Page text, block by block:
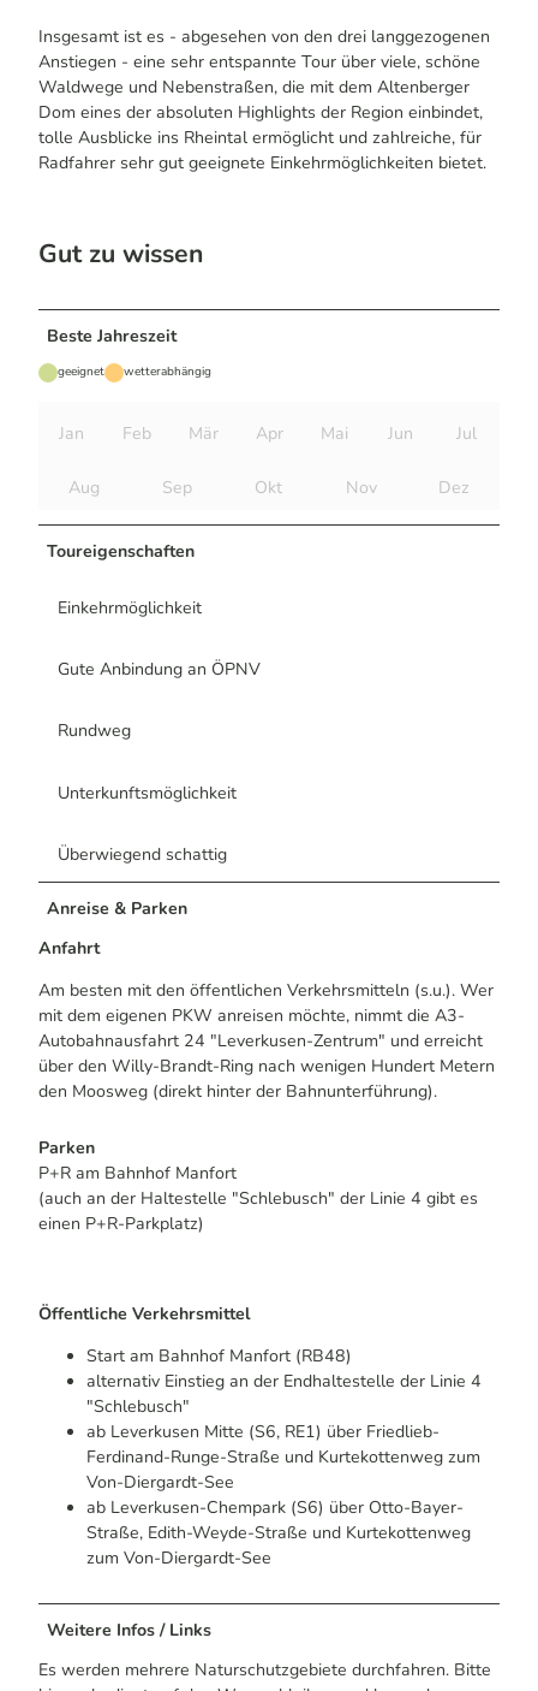
Insgesamt ist es - abgesehen von den drei langgezogenen
Anstiegen - eine sehr entspannte Tour über viele, schöne
Waldwege und Nebenstraßen, die mit dem Altenberger
Dom eines der absoluten Highlights der Region einbindet,
tolle Ausblicke ins Rheintal ermöglicht und zahlreiche, für
Radfahrer sehr gut geeignete Einkehrmöglichkeiten bietet.
Gut zu wissen
Beste Jahreszeit
geeignet wetterabhängig
Jan Feb Mär Apr Mai Jun Jul
Aug Sep Okt Nov Dez
Toureigenschaften
Einkehrmöglichkeit
Gute Anbindung an ÖPNV
Rundweg
Unterkunftsmöglichkeit
Überwiegend schattig
Anreise & Parken
Anfahrt
Am besten mit den öffentlichen Verkehrsmitteln (s.u.). Wer
mit dem eigenen PKW anreisen möchte, nimmt die A3-
Autobahnausfahrt 24 "Leverkusen-Zentrum" und erreicht
über den Willy-Brandt-Ring nach wenigen Hundert Metern
den Moosweg (direkt hinter der Bahnunterführung).
Parken
P+R am Bahnhof Manfort
(auch an der Haltestelle "Schlebusch" der Linie 4 gibt es
einen P+R-Parkplatz)
Öffentliche Verkehrsmittel
Start am Bahnhof Manfort (RB48)
alternativ Einstieg an der Endhaltestelle der Linie 4
"Schlebusch"
ab Leverkusen Mitte (S6, RE1) über Friedlieb-
Ferdinand-Runge-Straße und Kurtekottenweg zum
Von-Diergardt-See
ab Leverkusen-Chempark (S6) über Otto-Bayer-
Straße, Edith-Weyde-Straße und Kurtekottenweg
zum Von-Diergardt-See
Weitere Infos / Links
Es werden mehrere Naturschutzgebiete durchfahren. Bitte